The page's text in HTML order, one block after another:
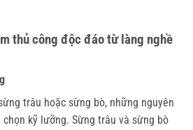
thủ công độc đáo từ làng nghề
trâu hoặc sừng bò, những nguyên
kỹ lưỡng. Sừng trâu và sừng bò